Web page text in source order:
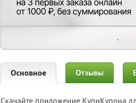
Основное Отзывы
Скачайте приложение КупиКупона